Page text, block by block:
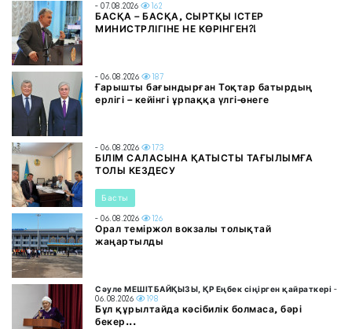
- 07.08.2026 162
БАСҚА – БАСҚА, СЫРТҚЫ ІСТЕР
МИНИСТРЛІГІНЕ НЕ КӨРІНГЕН?!
- 06.08.2026 187
Ғарышты бағындырған Тоқтар батырдың
ерлігі – кейінгі ұрпаққа үлгі-өнеге
- 06.08.2026 173
БІЛІМ САЛАСЫНА ҚАТЫСТЫ ТАҒЫЛЫМҒА
ТОЛЫ КЕЗДЕСУ
Басты
- 06.08.2026 126
Орал теміржол вокзалы толықтай
жаңартылды
Сәуле МЕШІТБАЙҚЫЗЫ, ҚР Еңбек сіңірген қайраткері -
06.08.2026
198
Бұл құрылтайда кәсібилік болмаса, бәрі
бекер...